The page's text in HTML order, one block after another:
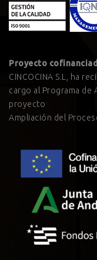
Proyecto
CINCOCINA S.L, ha
cargo al Programa de
proyecto
Ampliación del